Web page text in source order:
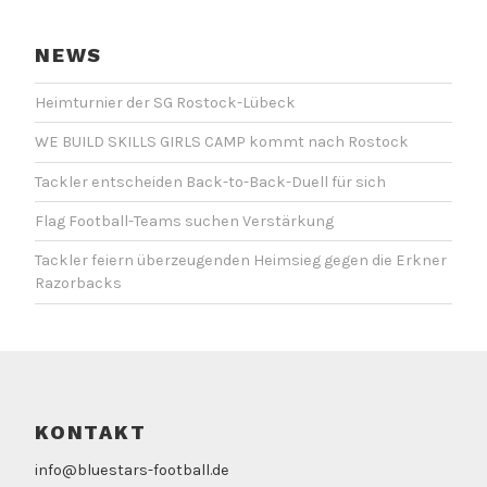
NEWS
Heimturnier der SG Rostock-Lübeck
WE BUILD SKILLS GIRLS CAMP kommt nach Rostock
Tackler entscheiden Back-to-Back-Duell für sich
Flag Football-Teams suchen Verstärkung
Tackler feiern überzeugenden Heimsieg gegen die Erkner
Razorbacks
KONTAKT
info@bluestars-football.de